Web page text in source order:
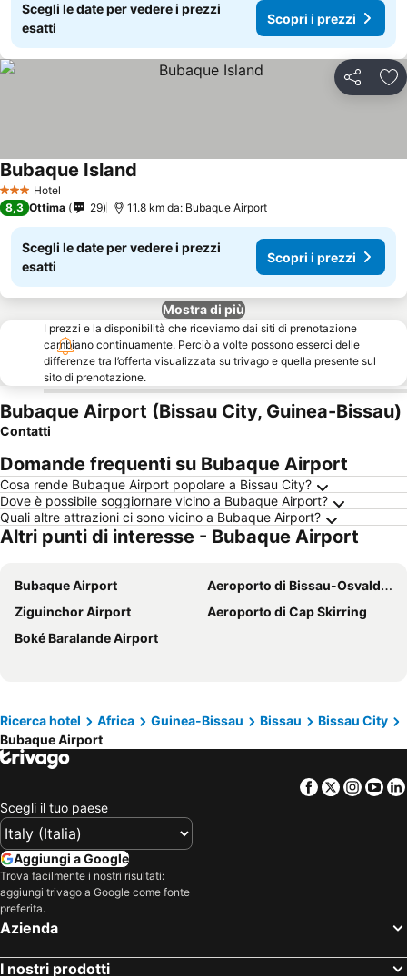
Scegli le date per vedere i prezzi
esatti
Scopri i prezzi
Condividi
3 StelleHotel
Bubaque Island
8,3 Ottima 29 11.8 km da: Bubaque Airport
Scegli le date per vedere i prezzi
esatti
Scopri i prezzi
Mostra di più
I prezzi e la disponibilità che riceviamo dai siti di prenotazione
cambiano continuamente. Perciò a volte possono esserci delle
differenze tra l’offerta visualizzata su trivago e quella presente sul
sito di prenotazione.
Bubaque Airport (Bissau City, Guinea-Bissau)
Contatti
Domande frequenti su Bubaque Airport
Cosa rende Bubaque Airport popolare a Bissau City?
Dove è possibile soggiornare vicino a Bubaque Airport?
Quali altre attrazioni ci sono vicino a Bubaque Airport?
Altri punti di interesse - Bubaque Airport
Bubaque Airport
Aeroporto di Bissau-Osvaldo Viera
Ziguinchor Airport
Aeroporto di Cap Skirring
Boké Baralande Airport
Ricerca hotel Africa Guinea-Bissau Bissau
Bissau City
Bubaque Airport
Facebook
Twitter
Scegli il tuo paese
Aggiungi a Google
Trova facilmente i nostri risultati:
aggiungi trivago a Google come fonte
preferita.
Azienda
I nostri prodotti